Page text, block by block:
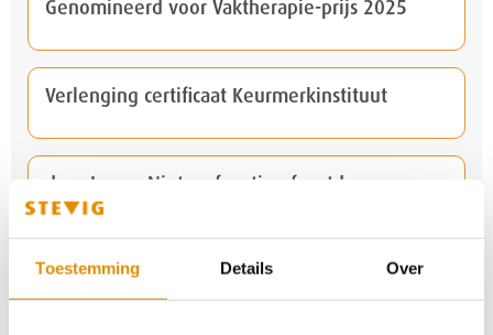
Toestemming Details Over
Genomineerd voor Vaktherapie-prijs 2025
Verlenging certificaat Keurmerkinstituut
door Laura: Niet zo feestige feestdagen
Sociaal netwerk is cruciaal in een behandeling